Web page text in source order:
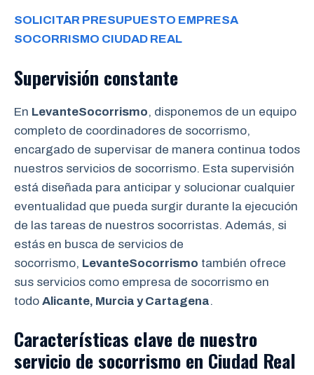
SOLICITAR PRESUPUESTO EMPRESA
SOCORRISMO CIUDAD REAL
Supervisión constante
En LevanteSocorrismo, disponemos de un equipo
completo de coordinadores de socorrismo,
encargado de supervisar de manera continua todos
nuestros servicios de socorrismo. Esta supervisión
está diseñada para anticipar y solucionar cualquier
eventualidad que pueda surgir durante la ejecución
de las tareas de nuestros socorristas. Además, si
estás en busca de servicios de
socorrismo, LevanteSocorrismo también ofrece
sus servicios como empresa de socorrismo en
todo Alicante, Murcia y Cartagena.
Características clave de nuestro
servicio de socorrismo en Ciudad Real